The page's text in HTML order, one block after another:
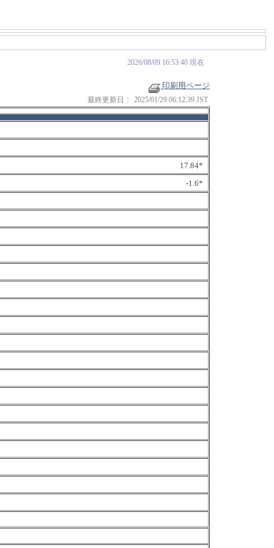
2026/08/09 16:53:40 現在
印刷用ページ
最終更新日： 2025/01/29 06:12:39 JST
17.84*
-1.6*